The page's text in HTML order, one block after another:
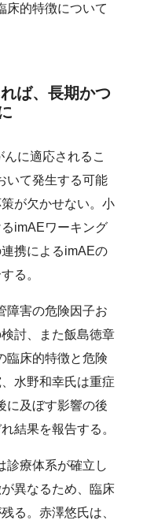
床的特徴について
ば、長期かつ
に適応されるこ
いて発生する可能
が欠かせない。小
imAEワーキング
携によるimAEの
る。
害の危険因子お
討、また飯島徳章
臨床的特徴と危険
水野和幸氏は重症
に及ぼす影響の後
結果を報告する。
療体系が確立し
異なるため、臨床
る。赤澤悠氏は、